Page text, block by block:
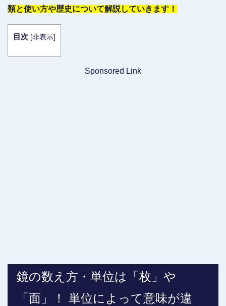
類と使い方や歴史について解説していきます！
目次 [非表示]
Sponsored Link
鏡の数え方・単位は「枚」や
「面」！ 単位によって意味が違